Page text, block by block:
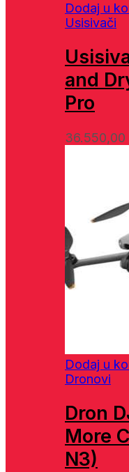
Dodaj u
Usisivači
and
Pro
36.550,00
Dodaj u
Dronovi
Dron
More
N3)